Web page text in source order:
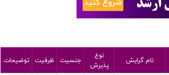
نام گرایش
نوع
پذیرش
جنسیت ظرفیت توضیحات